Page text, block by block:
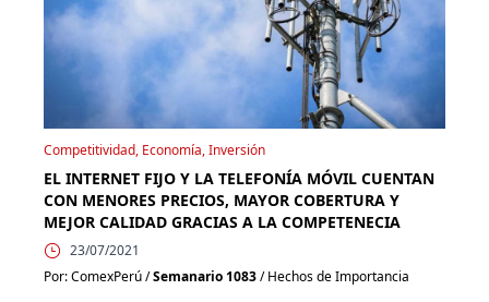
Competitividad, Economía, Inversión
EL INTERNET FIJO Y LA TELEFONÍA MÓVIL CUENTAN
CON MENORES PRECIOS, MAYOR COBERTURA Y
MEJOR CALIDAD GRACIAS A LA COMPETENECIA
23/07/2021
Por: ComexPerú /Semanario 1083/ Hechos de Importancia